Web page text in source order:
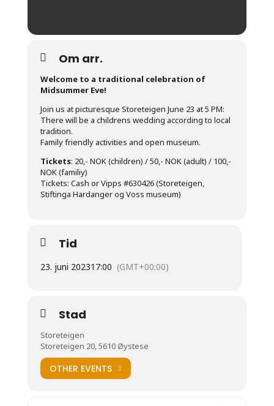
Om arr.
Welcome to a traditional celebration of
Midsummer Eve!
Join us at picturesque Storeteigen June 23 at 5 PM:
There will be a childrens wedding according to local
tradition.
Family friendly activities and open museum.
Tickets: 20,- NOK (children) / 50,- NOK (adult) / 100,-
NOK (familiy)
Tickets: Cash or Vipps #630426 (Storeteigen,
Stiftinga Hardanger og Voss museum)
Tid
23. juni 202317:00 (GMT+00:00)
Stad
Storeteigen
Storeteigen 20, 5610 Øystese
OTHER EVENTS